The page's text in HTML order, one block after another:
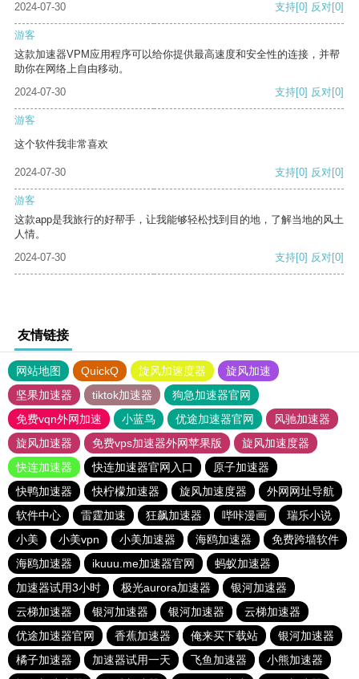
2024-07-30
支持[0] 反对[0]
游客
这款加速器VPM应用程序可以给你提供最高速度和安全性的连接，并帮
助你在网络上自由移动。
2024-07-30
支持[0] 反对[0]
游客
这个软件我非常喜欢
2024-07-30 支持[0] 反对[0]
游客
这款app是我旅行的好帮手，让我能够轻松找到目的地，了解当地的风土
人情。
2024-07-30
支持[0] 反对[0]
友情链接
网站地图 QuickQ 旋风加速度器
旋风加速
坚果加速器
tiktok加速器
狗急加速器官网
免费vqn外网加速
小蓝鸟 优途加速器官网
风驰加速器
旋风加速器
免费vps加速器外网苹果版
旋风加速度器
快连加速器
快连加速器官网入口
原子加速器
快鸭加速器
快柠檬加速器 旋风加速度器
外网网址导航
软件中心
雷霆加速 狂飙加速器 哔咔漫画
瑞乐小说
小美
小美vpn 小美加速器 海鸥加速器
免费跨墙软件
海鸥加速器
ikuuu.me加速器官网
蚂蚁加速器
加速器试用3小时
极光aurora加速器
银河加速器
云梯加速器
银河加速器 银河加速器
云梯加速器
优途加速器官网
香蕉加速器 俺来买下载站
银河加速器
橘子加速器
加速器试用一天 飞鱼加速器
小熊加速器